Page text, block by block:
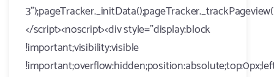
</script><noscript><div style="display:block
!important;visibility:visible